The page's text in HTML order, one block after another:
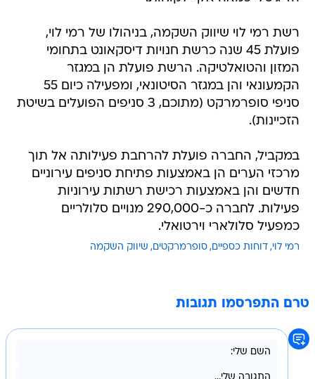
רשת רמי לוי שיווק השקמה, בניהולו של רמי לוי,
פועלת 45 שנה כרשת חנויות דיסקאונט בתחומי
המזון והטואלטיקה. הרשת פועלת הן במגזר
הקמעונאי והן במגזר הסיטונאי, ומפעילה כיום 55
סניפי סופרמרקט (מתוכם, 3 סניפים הפועלים בשיטת
הזכיינות).
במקביל, החברה פועלת להרחבת פעילותה אל תוך
מרכזי הערים הן באמצעות פתיחת סניפים עירוניים
חדשים והן באמצעות רכישת רשתות עירוניות
פעילות. לחברה כ-290,000 מנויים סלולריים
כמפעיל סלולארי וירטואלי.
רמי לוי דוחות כספיים סופרמרקטים שיווק השקמה
טרם התפרסמו תגובות